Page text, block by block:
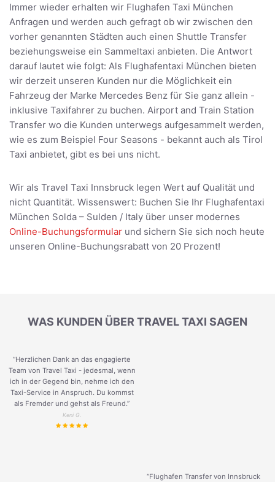
Immer wieder erhalten wir Flughafen Taxi München
Anfragen und werden auch gefragt ob wir zwischen den
vorher genannten Städten auch einen Shuttle Transfer
beziehungsweise ein Sammeltaxi anbieten. Die Antwort
darauf lautet wie folgt: Als Flughafentaxi München bieten
wir derzeit unseren Kunden nur die Möglichkeit ein
Fahrzeug der Marke Mercedes Benz für Sie ganz allein -
inklusive Taxifahrer zu buchen. Airport and Train Station
Transfer wo die Kunden unterwegs aufgesammelt werden,
wie es zum Beispiel Four Seasons - bekannt auch als Tirol
Taxi anbietet, gibt es bei uns nicht.
Wir als Travel Taxi Innsbruck legen Wert auf Qualität und
nicht Quantität. Wissenswert: Buchen Sie Ihr Flughafentaxi
München Solda – Sulden / Italy über unser modernes
Online-Buchungsformular und sichern Sie sich noch heute
unseren Online-Buchungsrabatt von 20 Prozent!
WAS KUNDEN ÜBER TRAVEL TAXI SAGEN
“Herzlichen Dank an das engagierte
Team von Travel Taxi - jedesmal, wenn
ich in der Gegend bin, nehme ich den
Taxi-Service in Anspruch. Du kommst
als Fremder und gehst als Freund.”
Keni G.
“Flughafen Transfer von Innsbruck